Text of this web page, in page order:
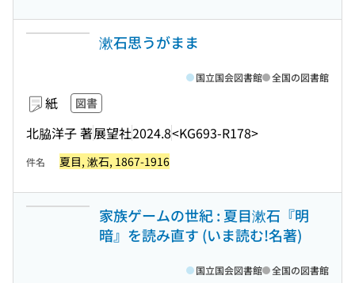
漱石思うがまま
紙 図書
北脇洋子 著展望社2024.8<KG693-R178>
国立国会図書館 全国の図書館
件名 夏目, 漱石, 1867-1916
家族ゲームの世紀 : 夏目漱石『明
暗』を読み直す (いま読む!名著)
国立国会図書館 全国の図書館